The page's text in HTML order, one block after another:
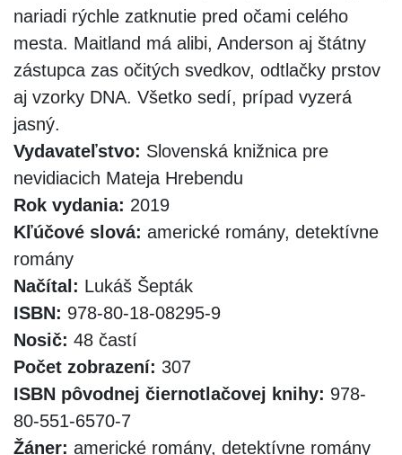
nariadi rýchle zatknutie pred očami celého
mesta. Maitland má alibi, Anderson aj štátny
zástupca zas očitých svedkov, odtlačky prstov
aj vzorky DNA. Všetko sedí, prípad vyzerá
jasný.
Vydavateľstvo: Slovenská knižnica pre
nevidiacich Mateja Hrebendu
Rok vydania: 2019
Kľúčové slová: americké romány, detektívne
romány
Načítal: Lukáš Šepták
ISBN: 978-80-18-08295-9
Nosič: 48 častí
Počet zobrazení: 307
ISBN pôvodnej čiernotlačovej knihy: 978-
80-551-6570-7
Žáner: americké romány, detektívne romány